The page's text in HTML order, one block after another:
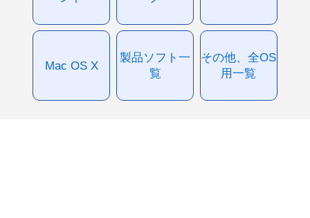
Mac OS X
製品ソフト一
覧
その他、全OS
用一覧